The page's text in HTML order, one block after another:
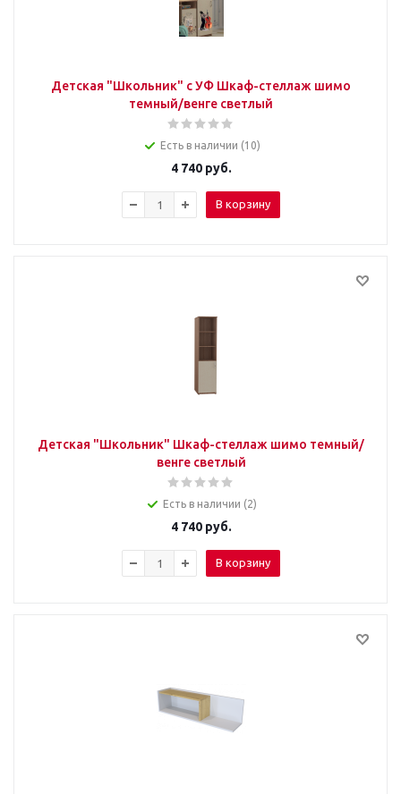
Детская "Школьник" с УФ Шкаф-стеллаж шимо
темный/венге светлый
Есть в наличии (10)
4 740руб.
В корзину
Детская "Школьник" Шкаф-стеллаж шимо темный/
венге светлый
Есть в наличии (2)
4 740руб.
В корзину